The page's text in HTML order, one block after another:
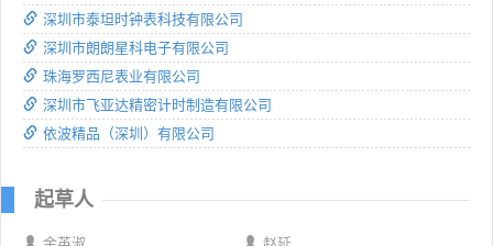
深圳市泰坦时钟表科技有限公司
深圳市朗朗星科电子有限公司
珠海罗西尼表业有限公司
深圳市飞亚达精密计时制造有限公司
依波精品（深圳）有限公司
起草人